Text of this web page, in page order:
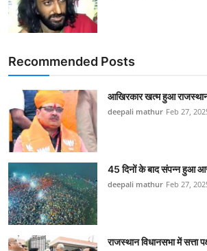
Recommended Posts
आखिरकार खत्म हुआ राजस्थान
deepali mathur Feb 27,
45 दिनों के बाद संपन्न हुआ
deepali mathur Feb 27,
राजस्थान विधानसभा में सत्ता